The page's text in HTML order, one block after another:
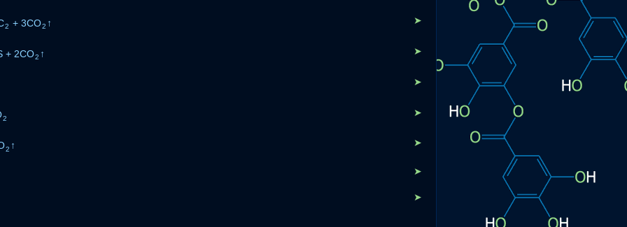
2 + 3CO2 ↑ ➤
+ 2CO2 ↑ ➤
➤
2
➤
2 ↑ ➤
➤
➤